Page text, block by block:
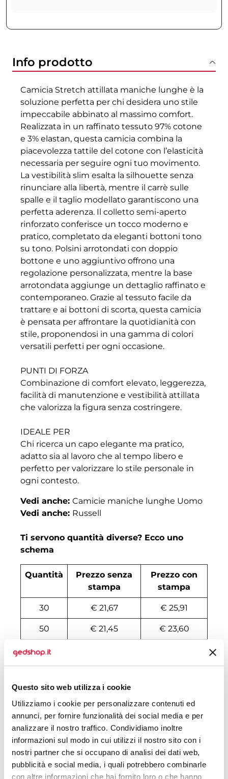
Questo sito web utilizza i cookie
Utilizziamo i cookie per personalizzare contenuti ed
annunci, per fornire funzionalità dei social media e per
analizzare il nostro traffico. Condividiamo inoltre
informazioni sul modo in cui utilizzi il nostro sito con i
nostri partner che si occupano di analisi dei dati web,
pubblicità e social media, i quali potrebbero combinarle
con altre informazioni che hai fornito loro o che hanno
Info prodotto
Camicia Stretch attillata maniche lunghe è la
soluzione perfetta per chi desidera uno stile
impeccabile abbinato al massimo comfort.
Realizzata in un raffinato tessuto 97% cotone
e 3% elastan, questa camicia combina la
piacevolezza tattile del cotone con l’elasticità
necessaria per seguire ogni tuo movimento.
La vestibilità slim esalta la silhouette senza
rinunciare alla libertà, mentre il carrè sulle
spalle e il taglio modellato garantiscono una
perfetta aderenza. Il colletto semi-aperto
rinforzato conferisce un tocco moderno e
pratico, completato da eleganti bottoni tono
su tono. Polsini arrotondati con doppio
bottone e uno aggiuntivo offrono una
regolazione personalizzata, mentre la base
arrotondata aggiunge un dettaglio raffinato e
contemporaneo. Grazie al tessuto facile da
trattare e ai bottoni di scorta, questa camicia
è pensata per affrontare la quotidianità con
stile, proponendosi in una gamma di colori
versatili perfetti per ogni occasione.
PUNTI DI FORZA
Combinazione di comfort elevato, leggerezza,
facilità di manutenzione e vestibilità attillata
che valorizza la figura senza costringere.
IDEALE PER
Chi ricerca un capo elegante ma pratico,
adatto sia al lavoro che al tempo libero e
perfetto per valorizzare lo stile personale in
ogni contesto.
Vedi anche: Camicie maniche lunghe Uomo
Vedi anche: Russell
Ti servono quantità diverse? Ecco uno
schema
Quantità
Prezzo senza
stampa
Prezzo con
stampa
30 € 21,67 € 25,91
50 € 21,45 € 23,60
100
500 € 18,40
1000 € 17,21 € 19,91
1500 € 17,06 € 19,60
2000 € 16,91 € 19,52
3000 € 16,77 € 19,44